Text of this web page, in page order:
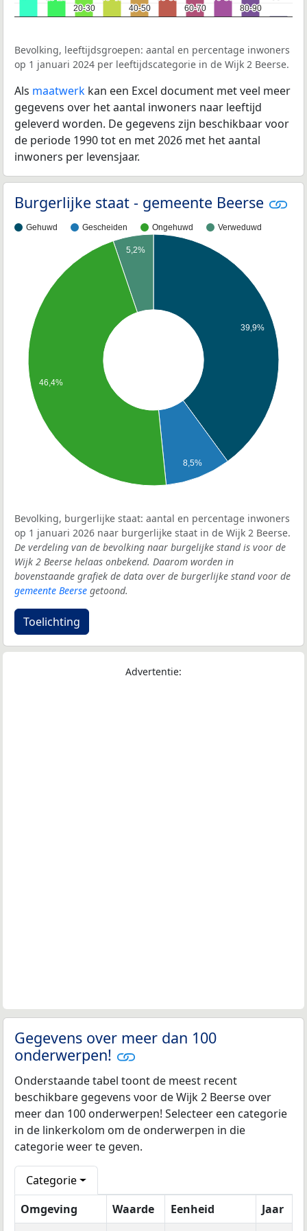
20-30
20-30
40-50
40-50
60-70
60-70
80-90
80-90
Bevolking, leeftijdsgroepen: aantal en percentage inwoners
op 1 januari 2024 per leeftijdscategorie in de Wijk 2 Beerse.
Als maatwerk kan een Excel document met veel meer
gegevens over het aantal inwoners naar leeftijd
geleverd worden. De gegevens zijn beschikbaar voor
de periode 1990 tot en met 2026 met het aantal
inwoners per levensjaar.
Burgerlijke staat - gemeente Beerse
Gehuwd Gescheiden Ongehuwd Verweduwd
39,9%
8,5%
5,2%
46,4%
Bevolking, burgerlijke staat: aantal en percentage inwoners
op 1 januari 2026 naar burgerlijke staat in de Wijk 2 Beerse.
De verdeling van de bevolking naar burgelijke stand is voor de
Wijk 2 Beerse helaas onbekend. Daarom worden in
bovenstaande grafiek de data over de burgerlijke stand voor de
gemeente Beerse getoond.
Toelichting
Advertentie:
Gegevens over meer dan 100
onderwerpen!
Onderstaande tabel toont de meest recent
beschikbare gegevens voor de Wijk 2 Beerse over
meer dan 100 onderwerpen! Selecteer een categorie
in de linkerkolom om de onderwerpen in die
categorie weer te geven.
Categorie
Omgeving
Waarde Eenheid
Jaar